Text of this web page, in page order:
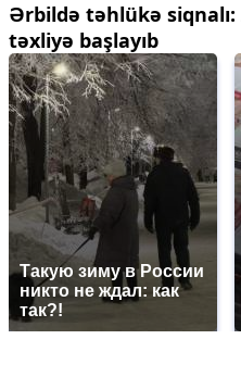
Ərbildə təhlükə siqnalı:
təxliyə başlayıb
Такую зиму в России
никто не ждал: как
так?!